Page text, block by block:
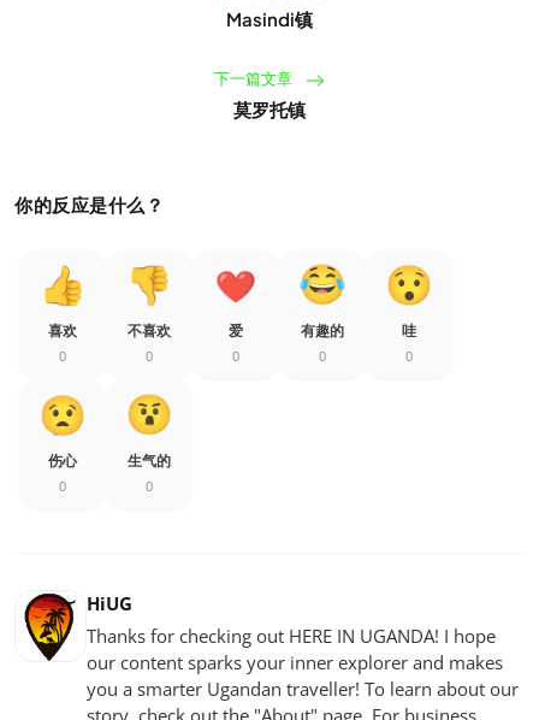
Masindi镇
下一篇文章
莫罗托镇
你的反应是什么？
喜欢
0
不喜欢
0
爱
0
有趣的
0
哇
0
伤心
0
生气的
0
HiUG
Thanks for checking out HERE IN UGANDA! I hope
our content sparks your inner explorer and makes
you a smarter Ugandan traveller! To learn about our
story, check out the "About" page. For business